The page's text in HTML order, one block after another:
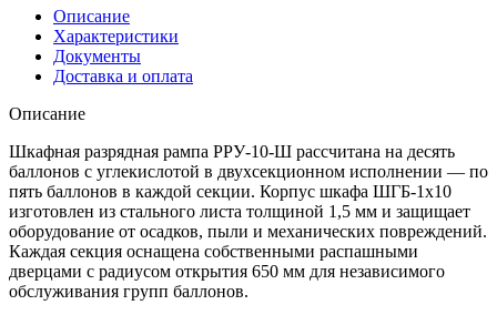
Описание
Характеристики
Документы
Доставка и оплата
Описание
Шкафная разрядная рампа РРУ-10-Ш рассчитана на десять
баллонов с углекислотой в двухсекционном исполнении — по
пять баллонов в каждой секции. Корпус шкафа ШГБ-1х10
изготовлен из стального листа толщиной 1,5 мм и защищает
оборудование от осадков, пыли и механических повреждений.
Каждая секция оснащена собственными распашными
дверцами с радиусом открытия 650 мм для независимого
обслуживания групп баллонов.